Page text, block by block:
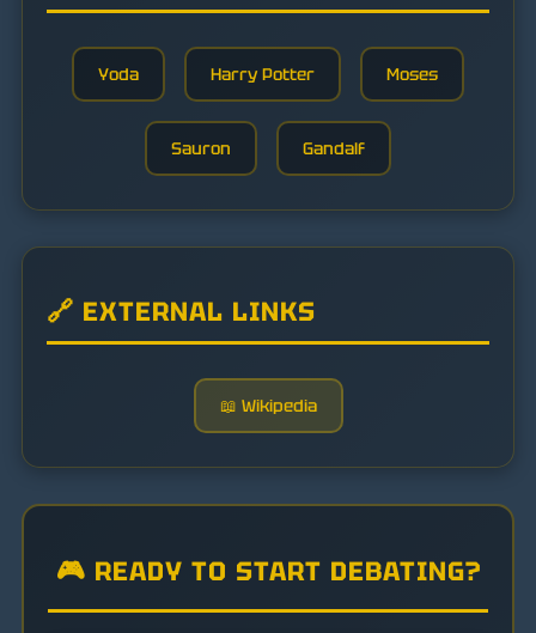
Yoda Harry Potter Moses
Sauron Gandalf
🔗 EXTERNAL LINKS
📖 Wikipedia
🎮 READY TO START DEBATING?